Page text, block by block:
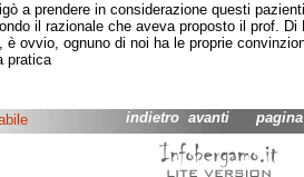
a prendere in considerazione questi
il razionale che aveva proposto il prof. Di
, è ovvio, ognuno di noi ha le proprie
pratica
indietro avantipagina